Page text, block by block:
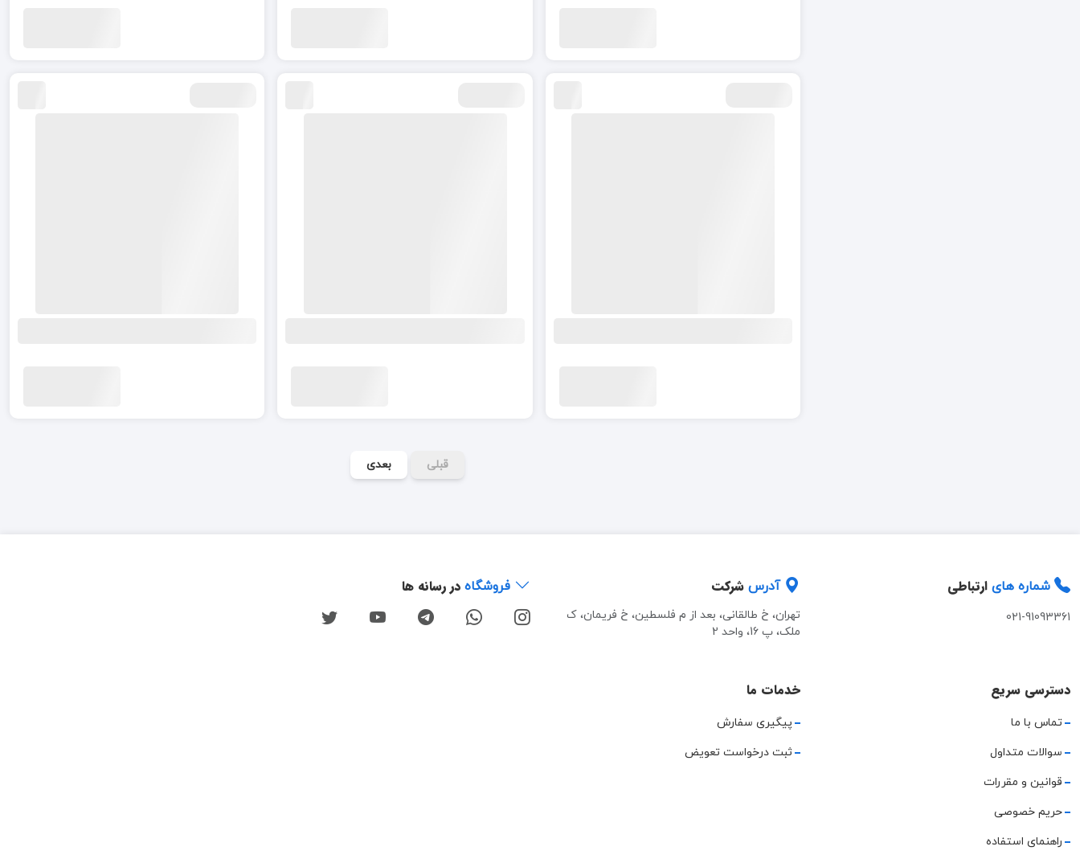
قبلی بعدی
شماره های ارتباطی
021-91093361
آدرس شرکت
تهران، خ طالقانی، بعد از م فلسطین، خ فریمان، ک
ملک، پ 16، واحد 2
فروشگاه در رسانه ها
دسترسی سریع
تماس با ما
سوالات متداول
قوانین و مقررات
حریم خصوصی
راهنمای استفاده
خدمات ما
پیگیری سفارش
ثبت درخواست تعویض